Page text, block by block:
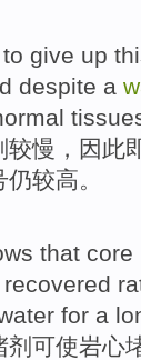
to give up
despite a
较慢， 因此
仍较高。
that core
recovered
for a
剂可使岩心